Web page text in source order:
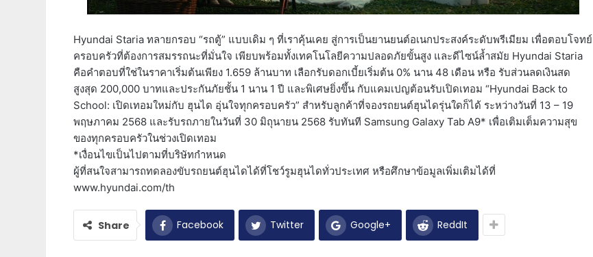
Hyundai Staria ทลายกรอบ “รถตู้” แบบเดิม ๆ ที่เราคุ้นเคย สู่การเป็นยานยนต์อเนกประสงค์ระดับพรีเมียม เพื่อตอบโจทย์
ครอบครัวที่ต้องการสมรรถนะที่มั่นใจ เพียบพร้อมทั้งเทคโนโลยีความปลอดภัยขั้นสูง และดีไซน์ล้ำสมัย Hyundai Staria
คือคำตอบที่ใช่ในราคาเริ่มต้นเพียง 1.659 ล้านบาท เลือกรับดอกเบี้ยเริ่มต้น 0% นาน 48 เดือน หรือ รับส่วนลดเงินสด
สูงสุด 200,000 บาทและประกันภัยชั้น 1 นาน 1 ปี และพิเศษยิ่งขึ้น กับแคมเปญต้อนรับเปิดเทอม “Hyundai Back to
School: เปิดเทอมใหม่กับ ฮุนได อุ่นใจทุกครอบครัว” สำหรับลูกค้าที่จองรถยนต์ฮุนไดรุ่นใดก็ได้ ระหว่างวันที่ 13 – 19
พฤษภาคม 2568 และรับรถภายในวันที่ 30 มิถุนายน 2568 รับทันที Samsung Galaxy Tab A9* เพื่อเติมเต็มความสุข
ของทุกครอบครัวในช่วงเปิดเทอม
*เงื่อนไขเป็นไปตามที่บริษัทกำหนด
ผู้ที่สนใจสามารถทดลองขับรถยนต์ฮุนไดได้ที่โชว์รูมฮุนไดทั่วประเทศ หรือศึกษาข้อมูลเพิ่มเติมได้ที่
www.hyundai.com/th
Share Facebook Twitter Google+ ReddIt